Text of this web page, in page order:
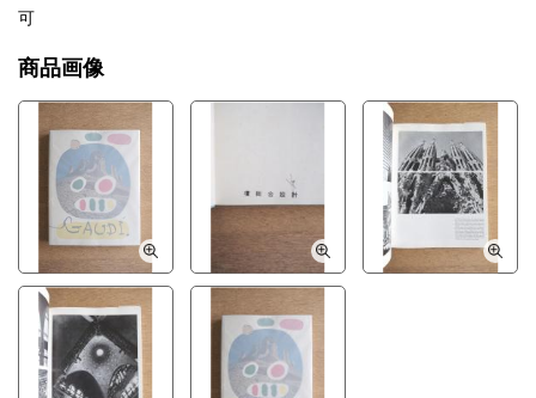
可
商品画像